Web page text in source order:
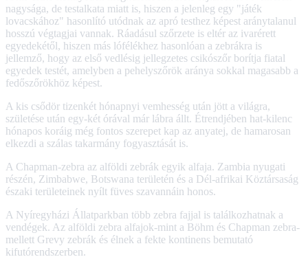
nagysága, de testalkata miatt is, hiszen a jelenleg egy "játék
lovacskához" hasonlító utódnak az apró testhez képest aránytalanul
hosszú végtagjai vannak. Ráadásul szőrzete is eltér az ivarérett
egyedekétől, hiszen más lófélékhez hasonlóan a zebrákra is
jellemző, hogy az első vedlésig jellegzetes csikószőr borítja fiatal
egyedek testét, amelyben a pehelyszőrök aránya sokkal magasabb a
fedőszőrökhöz képest.
A kis csődör tizenkét hónapnyi vemhesség után jött a világra,
születése után egy-két órával már lábra állt. Étrendjében hat-kilenc
hónapos koráig még fontos szerepet kap az anyatej, de hamarosan
elkezdi a szálas takarmány fogyasztását is.
A Chapman-zebra az alföldi zebrák egyik alfaja. Zambia nyugati
részén, Zimbabwe, Botswana területén és a Dél-afrikai Köztársaság
északi területeinek nyílt füves szavannáin honos.
A Nyíregyházi Állatparkban több zebra fajjal is találkozhatnak a
vendégek. Az alföldi zebra alfajok-mint a Böhm és Chapman zebra-
mellett Grevy zebrák és élnek a fekte kontinens bemutató
kifutórendszerben.